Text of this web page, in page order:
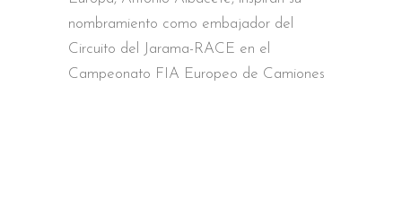
nombramiento como embajador del
Circuito del Jarama-RACE en el
Campeonato FIA Europeo de Camiones